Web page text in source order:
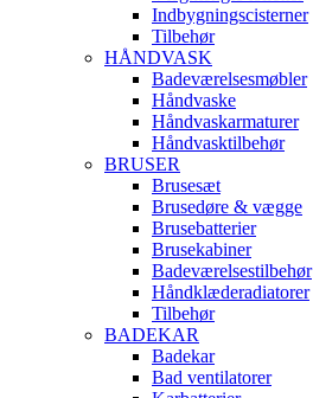
Indbygningscisterner
Tilbehør
HÅNDVASK
Badeværelsesmøbler
Håndvaske
Håndvaskarmaturer
Håndvasktilbehør
BRUSER
Brusesæt
Brusedøre & vægge
Brusebatterier
Brusekabiner
Badeværelsestilbehør
Håndklæderadiatorer
Tilbehør
BADEKAR
Badekar
Bad ventilatorer